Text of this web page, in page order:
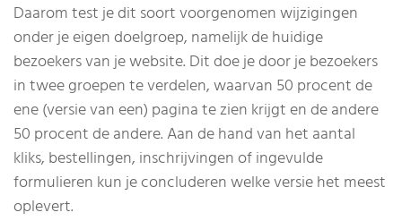
Daarom test je dit soort voorgenomen wijzigingen
onder je eigen doelgroep, namelijk de huidige
bezoekers van je website. Dit doe je door je bezoekers
in twee groepen te verdelen, waarvan 50 procent de
ene (versie van een) pagina te zien krijgt en de andere
50 procent de andere. Aan de hand van het aantal
kliks, bestellingen, inschrijvingen of ingevulde
formulieren kun je concluderen welke versie het meest
oplevert.